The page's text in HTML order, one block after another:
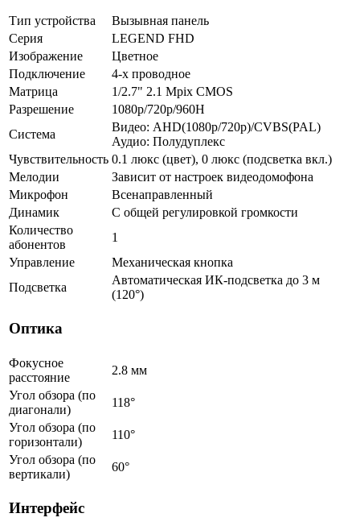
Тип устройства
Вызывная панель
Серия
LEGEND FHD
Изображение
Цветное
Подключение
4-х проводное
Матрица
1/2.7" 2.1 Mpix CMOS
Разрешение
1080p/720p/960H
Система
Видео: AHD(1080p/720p)/CVBS(PAL)
Аудио: Полудуплекс
Чувствительность 0.1 люкс (цвет), 0 люкс (подсветка вкл.)
Мелодии
Зависит от настроек видеодомофона
Микрофон
Всенаправленный
Динамик
С общей регулировкой громкости
Количество
абонентов
1
Управление
Механическая кнопка
Подсветка
Автоматическая ИК-подсветка до 3 м
(120°)
Оптика
Фокусное
расстояние
2.8 мм
Угол обзора (по
диагонали)
118°
Угол обзора (по
горизонтали)
110°
Угол обзора (по
вертикали)
60°
Интерфейс